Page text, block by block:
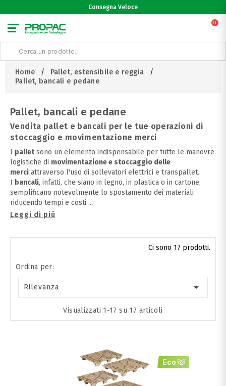
0
Consegna Veloce
Home
Pallet, estensibile e reggia
Pallet, bancali e pedane
Pallet, bancali e pedane
Vendita pallet e bancali per le tue operazioni di
stoccaggio e movimentazione merci
I palletsono un elemento indispensabile per tutte le manovre
logistiche di movimentazione e stoccaggio delle
merci attraverso l'uso di sollevatori elettrici e transpallet.
I bancali, infatti, che siano in legno, in plastica o in cartone,
semplificano notevolmente lo spostamento dei materiali
riducendo tempi e costi ...
Leggi di più
Ci sono 17 prodotti.
Ordina per:
Rilevanza 
Visualizzati 1-17 su 17 articoli
Eco